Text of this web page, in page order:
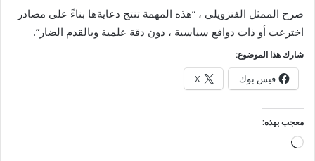
صرح الممثل الفنزويلي ، “هذه المهمة تنتج دعايةها بناءً على مصادر
اخترعت أو ذات دوافع سياسية ، دون دقة علمية وبالقدم الضار”.
شارك هذا الموضوع:
فيس بوك X
معجب بهذه:
جاري